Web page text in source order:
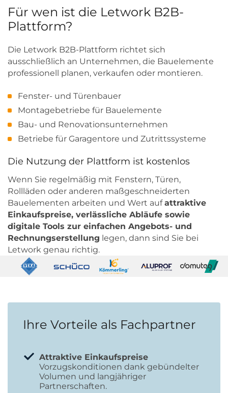
Für wen ist die Letwork B2B-
Plattform?
Die Letwork B2B-Plattform richtet sich
ausschließlich an Unternehmen, die Bauelemente
professionell planen, verkaufen oder montieren.
Fenster- und Türenbauer
Montagebetriebe für Bauelemente
Bau- und Renovationsunternehmen
Betriebe für Garagentore und Zutrittssysteme
Die Nutzung der Plattform ist kostenlos
Wenn Sie regelmäßig mit Fenstern, Türen,
Rollläden oder anderen maßgeschneiderten
Bauelementen arbeiten und Wert aufattraktive
Einkaufspreise, verlässliche Abläufe sowie
digitale Tools zur einfachen Angebots- und
Rechnungserstellung legen, dann sind Sie bei
Letwork genau richtig.
Ihre Vorteile als Fachpartner
Attraktive Einkaufspreise
Vorzugskonditionen dank gebündelter
Volumen und langjähriger
Partnerschaften.